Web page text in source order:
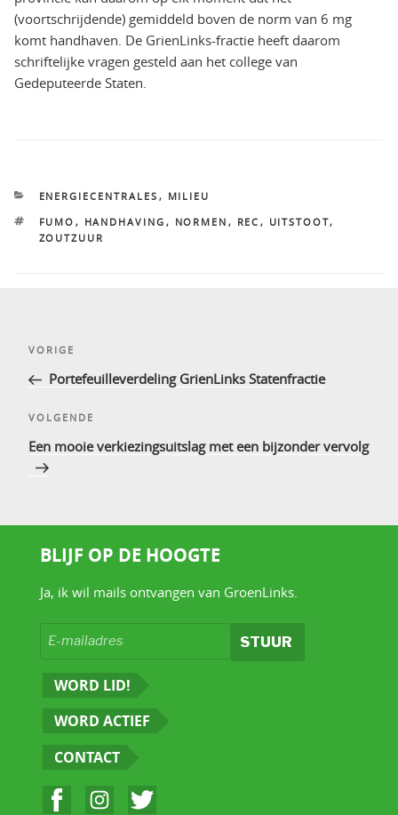
(voortschrijdende) gemiddeld boven de norm van 6 mg
komt handhaven. De GrienLinks-fractie heeft daarom
schriftelijke vragen gesteld aan het college van
Gedeputeerde Staten.
CATEGORIEËN
ENERGIECENTRALES , MILIEU
TAGS
FUMO , HANDHAVING , NORMEN , REC , UITSTOOT,
ZOUTZUUR
Vorig
bericht
VORIGE
Portefeuilleverdeling GrienLinks Statenfractie
Volgend
bericht
VOLGENDE
Een mooie verkiezingsuitslag met een bijzonder vervolg
BLIJF OP DE HOOGTE
Ja, ik wil mails ontvangen van GroenLinks.
WORD LID!
WORD ACTIEF
CONTACT